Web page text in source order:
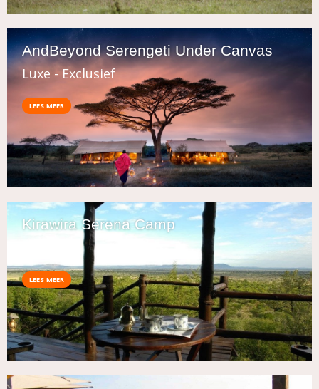
AndBeyond Serengeti Under Canvas
Luxe - Exclusief
LEES MEER
Kirawira Serena Camp
LEES MEER